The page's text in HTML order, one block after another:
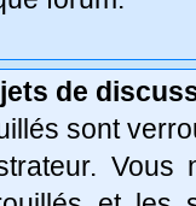
de
sont